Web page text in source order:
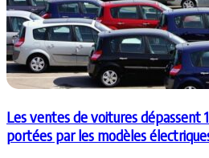
Les ventes de voitures dépassent
portées par les modèles